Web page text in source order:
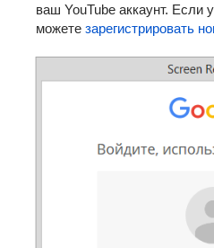
ваш YouTube аккаунт. Если
можете зарегистрировать